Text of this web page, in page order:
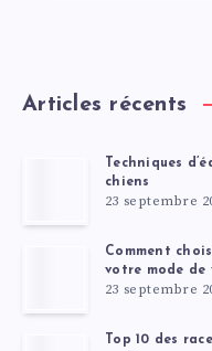
Articles récents
Techniques
chiens
23 septembre
Comment
votre mode de
23 septembre
Top 10 des